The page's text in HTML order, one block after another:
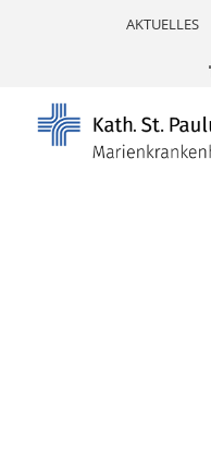
AKTUELLES